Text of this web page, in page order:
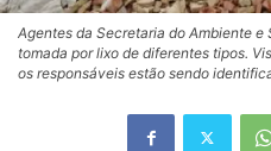
Agentes da Secretaria do Ambiente
tomada por lixo de diferentes tipos.
os responsáveis estão sendo